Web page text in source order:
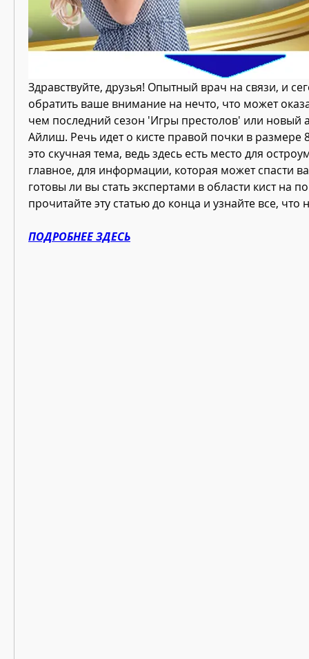
Здравствуйте, друзья! Опытный врач на связи, и
обратить ваше внимание на нечто, что может
чем последний сезон 'Игры престолов' или новый
Айлиш. Речь идет о кисте правой почки в размере
это скучная тема, ведь здесь есть место для
главное, для информации, которая может спасти
готовы ли вы стать экспертами в области кист на
прочитайте эту статью до конца и узнайте все, что
ПОДРОБНЕЕ ЗДЕСЬ